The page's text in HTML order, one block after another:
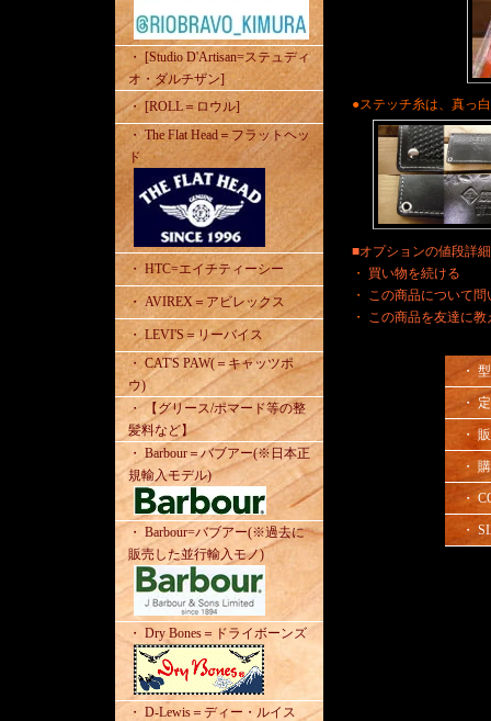
・ [Studio D'Artisan=ステュディ
オ・ダルチザン]
・ [ROLL＝ロウル]
・ The Flat Head＝フラットヘッ
ド
・ HTC=エイチティーシー
・ AVIREX＝アビレックス
・ LEVI'S＝リーバイス
・ CAT'S PAW(＝キャッツポ
ウ)
・ 【グリース/ポマード等の整
髪料など】
・ Barbour＝バブアー(※日本正
規輸入モデル)
・ Barbour=バブアー(※過去に
販売した並行輸入モノ)
・ Dry Bones＝ドライボーンズ
・ D-Lewis＝ディー・ルイス
●ステッチ糸は、真っ
■オプションの値段詳
・ 買い物を続ける
・
この商品について
・
この商品を友達に教
・
・
・
・
・
・